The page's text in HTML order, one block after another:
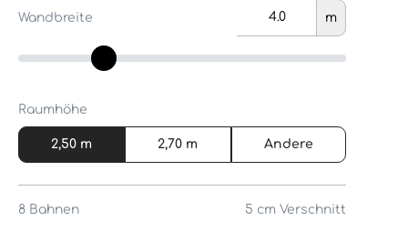
Wandbreite m
Raumhöhe
2,50 m 2,70 m Andere
8 Bahnen 5 cm Verschnitt